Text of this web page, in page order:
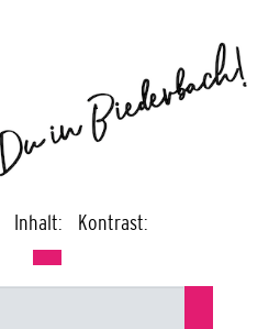
Inhalt: Kontrast: